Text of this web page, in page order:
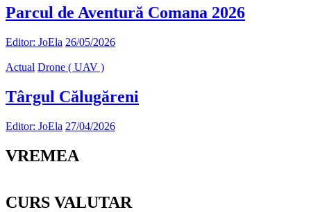
Parcul de Aventură Comana 2026
Editor: JoEla 26/05/2026
Actual Drone ( UAV )
Târgul Călugăreni
Editor: JoEla 27/04/2026
VREMEA
CURS VALUTAR